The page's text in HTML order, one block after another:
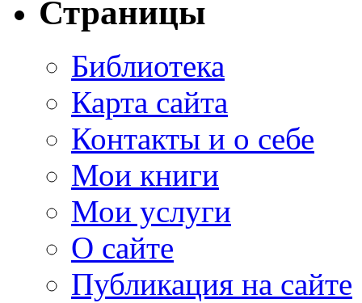
Страницы
Библиотека
Карта сайта
Контакты и о себе
Мои книги
Мои услуги
О сайте
Публикация на сайте